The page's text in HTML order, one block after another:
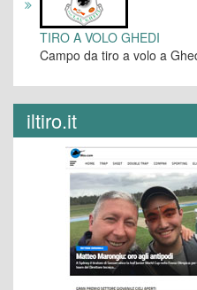
TIRO A VOLO GHEDI
Campo da tiro a volo a
iltiro.it